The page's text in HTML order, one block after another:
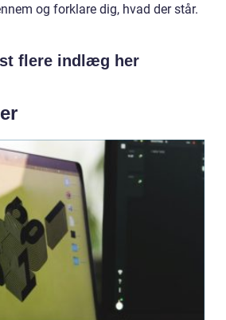
og forklare dig, hvad der står.
flere indlæg her